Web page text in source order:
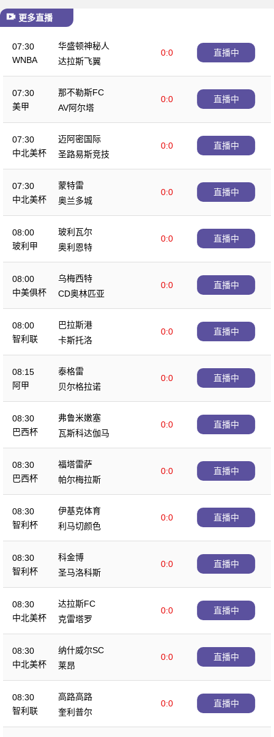
更多直播
07:30
WNBA
华盛顿神秘人
0:0
达拉斯飞翼
直播中
07:30
美甲
那不勒斯FC
0:0
AV阿尔塔
直播中
07:30
中北美杯
迈阿密国际
0:0
圣路易斯竞技
直播中
07:30
中北美杯
蒙特雷
0:0
奥兰多城
直播中
08:00
玻利甲
玻利瓦尔
0:0
奥利恩特
直播中
08:00
中美俱杯
乌梅西特
0:0
CD奥林匹亚
直播中
08:00
智利联
巴拉斯港
0:0
卡斯托洛
直播中
08:15
阿甲
泰格雷
0:0
贝尔格拉诺
直播中
08:30
巴西杯
弗鲁米嫩塞
0:0
瓦斯科达伽马
直播中
08:30
巴西杯
福塔雷萨
0:0
帕尔梅拉斯
直播中
08:30
智利杯
伊基克体育
0:0
利马切颜色
直播中
08:30
智利杯
科金博
0:0
圣马洛科斯
直播中
08:30
中北美杯
达拉斯FC
0:0
克雷塔罗
直播中
08:30
中北美杯
纳什威尔SC
0:0
莱昂
直播中
08:30
智利联
高路高路
0:0
奎利普尔
直播中